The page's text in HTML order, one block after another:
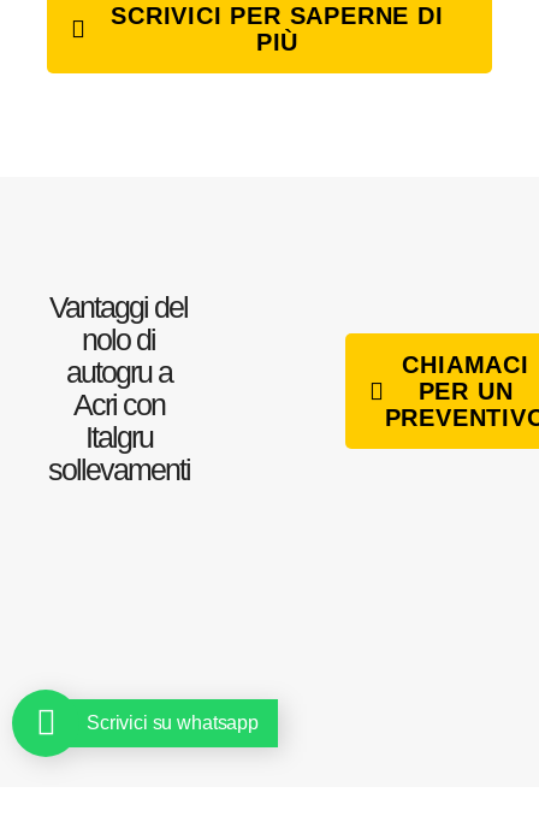
SCRIVICI PER SAPERNE DI
PIÙ
Vantaggi del
nolo di
autogru a
Acri con
Italgru
sollevamenti
CHIAMACI
PER UN
Scrivici su whatsapp